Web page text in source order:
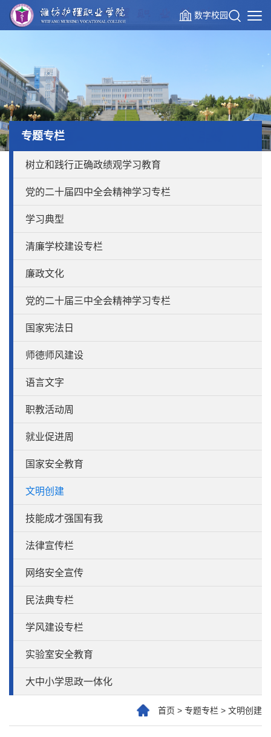
数字校园
专题专栏
树立和践行正确政绩观学习教育
党的二十届四中全会精神学习专栏
学习典型
清廉学校建设专栏
廉政文化
党的二十届三中全会精神学习专栏
国家宪法日
师德师风建设
语言文字
职教活动周
就业促进周
国家安全教育
文明创建
技能成才强国有我
法律宣传栏
网络安全宣传
民法典专栏
学风建设专栏
实验室安全教育
大中小学思政一体化
首页 > 专题专栏 > 文明创建